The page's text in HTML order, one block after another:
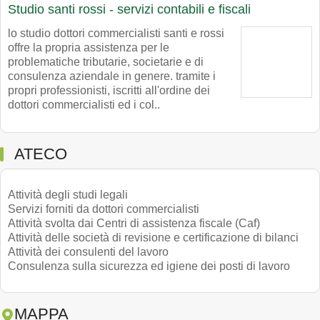
Studio santi rossi - servizi contabili e fiscali
lo studio dottori commercialisti santi e rossi
offre la propria assistenza per le
problematiche tributarie, societarie e di
consulenza aziendale in genere. tramite i
propri professionisti, iscritti all'ordine dei
dottori commercialisti ed i col..
ATECO
Attività degli studi legali
Servizi forniti da dottori commercialisti
Attività svolta dai Centri di assistenza fiscale (Caf)
Attività delle società di revisione e certificazione di bilanci
Attività dei consulenti del lavoro
Consulenza sulla sicurezza ed igiene dei posti di lavoro
MAPPA